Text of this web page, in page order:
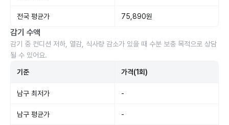
전국 평균가 75,890원
감기 수액
감기 중 컨디션 저하, 열감, 식사량 감소가 있을 때 수분 보충 목적으로 상담
될 수 있어요.
기준 가격(1회)
남구 최저가 -
남구 평균가 -